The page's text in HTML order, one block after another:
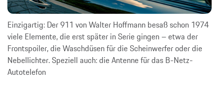
Einzigartig: Der 911 von Walter Hoffmann besaß schon 1974
viele Elemente, die erst später in Serie gingen – etwa der
Frontspoiler, die Waschdüsen für die Scheinwerfer oder die
Nebellichter. Speziell auch: die Antenne für das B-Netz-
Autotelefon